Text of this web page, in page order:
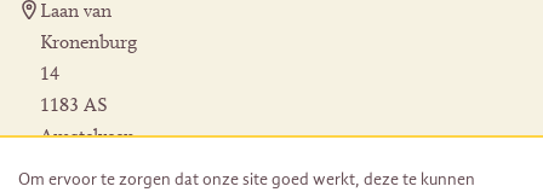
Laan van
Kronenburg
14
1183 AS
Amstelveen
Om ervoor te zorgen dat onze site goed werkt, deze te kunnen